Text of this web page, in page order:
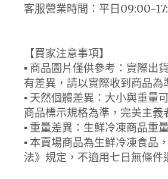
客服營業時間：平日
【買家注意事項】
▪ 商品圖片僅供參考：實際出
有差異，請以實際收到商品為
▪ 天然個體差異：大小與重量
商品標示規格為準，完美主義
▪ 重量差異：生鮮冷凍商品重
▪ 本賣場商品為生鮮冷凍食品
法》規定，不適用七日無條件